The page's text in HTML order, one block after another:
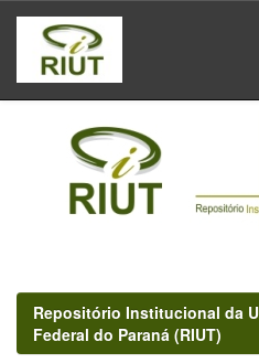
Skip
navigation
Repositório Institucional da
Federal do Paraná (RIUT)